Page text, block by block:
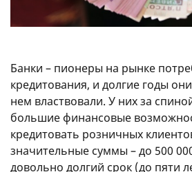
Банки – пионеры на рынке
кредитования, и долгие годы
нем властвовали. У них за
большие финансовые
кредитовать розничных
значительные суммы – до 500
довольно долгий срок (до пяти